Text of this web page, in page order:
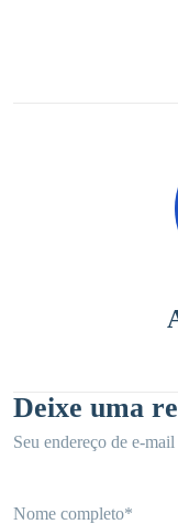
Deixe uma
Seu endereço de e-
Nome completo*